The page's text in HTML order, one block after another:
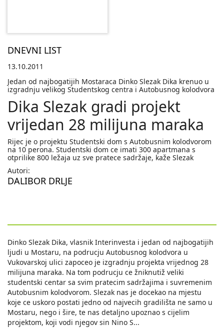
DNEVNI LIST
13.10.2011
Jedan od najbogatijih Mostaraca Dinko Slezak Dika krenuo u
izgradnju velikog Studentskog centra i Autobusnog kolodvora
Dika Slezak gradi projekt
vrijedan 28 milijuna maraka
Rijec je o projektu Studentski dom s Autobusnim kolodvorom
na 10 perona. Studentski dom ce imati 300 apartmana s
otprilike 800 ležaja uz sve pratece sadržaje, kaže Slezak
Autori:
DALIBOR DRLJE
Dinko Slezak Dika, vlasnik Interinvesta i jedan od najbogatijih
ljudi u Mostaru, na podrucju Autobusnog kolodvora u
Vukovarskoj ulici zapoceo je izgradnju projekta vrijednog 28
milijuna maraka. Na tom podrucju ce žniknutiž veliki
studentski centar sa svim pratecim sadržajima i suvremenim
Autobusnim kolodvorom. Slezak nas je docekao na mjestu
koje ce uskoro postati jedno od najvecih gradilišta ne samo u
Mostaru, nego i šire, te nas detaljno upoznao s cijelim
projektom, koji vodi njegov sin Nino S...